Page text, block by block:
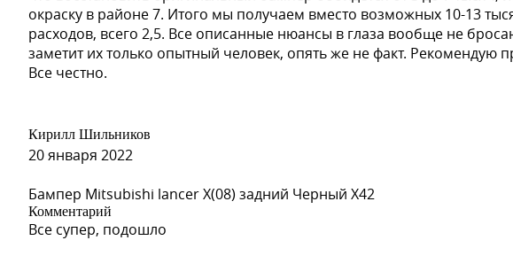
окраску в районе 7. Итого мы получаем вместо возможных 10-13
расходов, всего 2,5. Все описанные нюансы в глаза вообще не
заметит их только опытный человек, опять же не факт. Рекомендую
Все честно.
Кирилл Шильников
20 января 2022
Бампер Mitsubishi lancer X(08) задний Черный X42
Комментарий
Все супер, подошло